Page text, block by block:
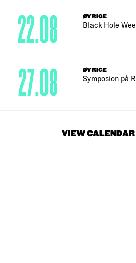
ØVRIGE
Black Hole
22.08
ØVRIGE
Symposion på
27.08
VIEW CALENDAR